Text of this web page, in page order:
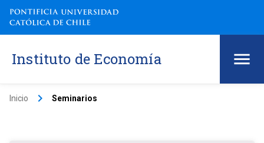
Instituto de Economía
Inicio keyboard_arrow_right Seminarios